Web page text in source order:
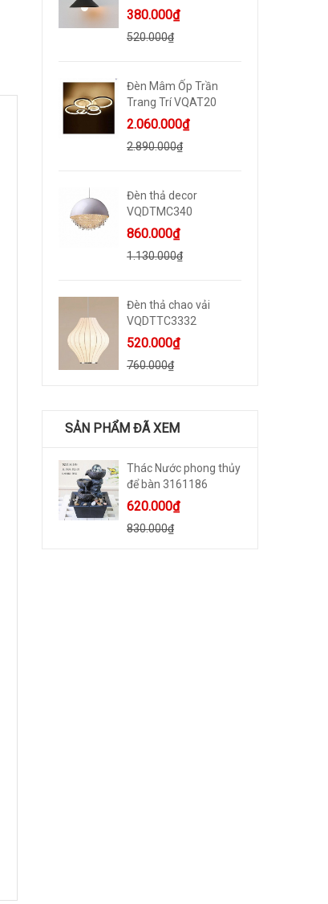
380.000₫
520.000₫
Đèn Mâm Ốp Trần
Trang Trí VQAT20
2.060.000₫
2.890.000₫
Đèn thả decor
VQDTMC340
860.000₫
1.130.000₫
Đèn thả chao vải
VQDTTC3332
520.000₫
760.000₫
SẢN PHẨM ĐÃ XEM
Thác Nước phong thủy
để bàn 3161186
620.000₫
830.000₫